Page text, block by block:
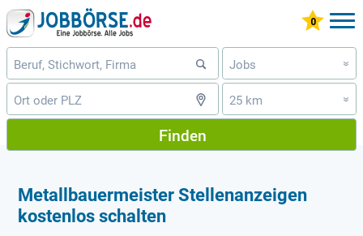
Jobs »
25 km »
Finden
Metallbauermeister Stellenanzeigen
kostenlos schalten